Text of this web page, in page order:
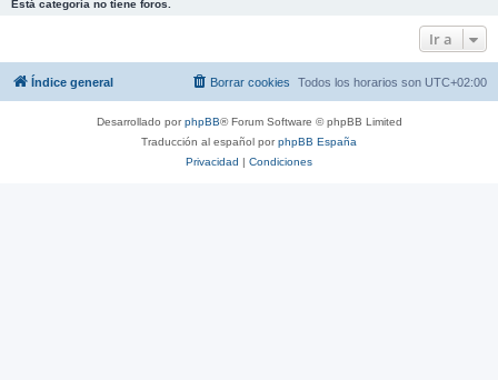
Está categoría no tiene foros.
Ir a
Índice general Todos los horarios son UTC+02:00
Borrar cookies
Desarrollado porphpBB® Forum Software © phpBB Limited
Traducción al español porphpBB España
Privacidad | Condiciones